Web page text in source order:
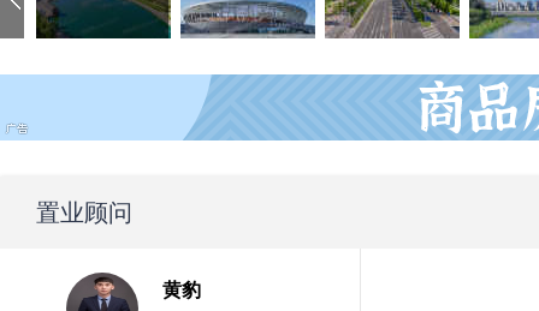
置业顾问
黄豹